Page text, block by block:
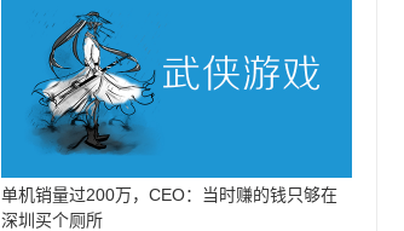
单机销量过200万，CEO：当时赚的钱只够在
深圳买个厕所